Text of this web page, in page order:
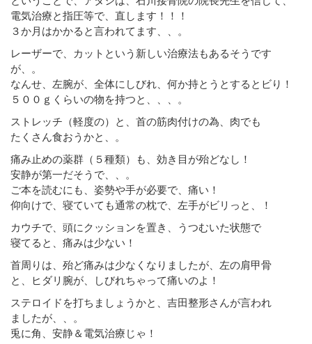
電気治療と指圧等で、直します！！！
３か月はかかると言われてます、、。
レーザーで、カットという新しい治療法もあるそうです
が、。
なんせ、左腕が、全体にしびれ、何か持とうとするとビり！
５００ｇくらいの物を持つと、、、。
ストレッチ（軽度の）と、首の筋肉付けの為、肉でも
たくさん食おうかと、。
痛み止めの薬群（５種類）も、効き目が殆どなし！
安静が第一だそうで、、。
ご本を読むにも、姿勢や手が必要で、痛い！
仰向けで、寝ていても通常の枕で、左手がビリっと、！
カウチで、頭にクッションを置き、うつむいた状態で
寝てると、痛みは少ない！
首周りは、殆ど痛みは少なくなりましたが、左の肩甲骨
と、ヒダリ腕が、しびれちゃって痛いのよ！
ステロイドを打ちましょうかと、吉田整形さんが言われ
ましたが、、。
兎に角、安静＆電気治療じゃ！